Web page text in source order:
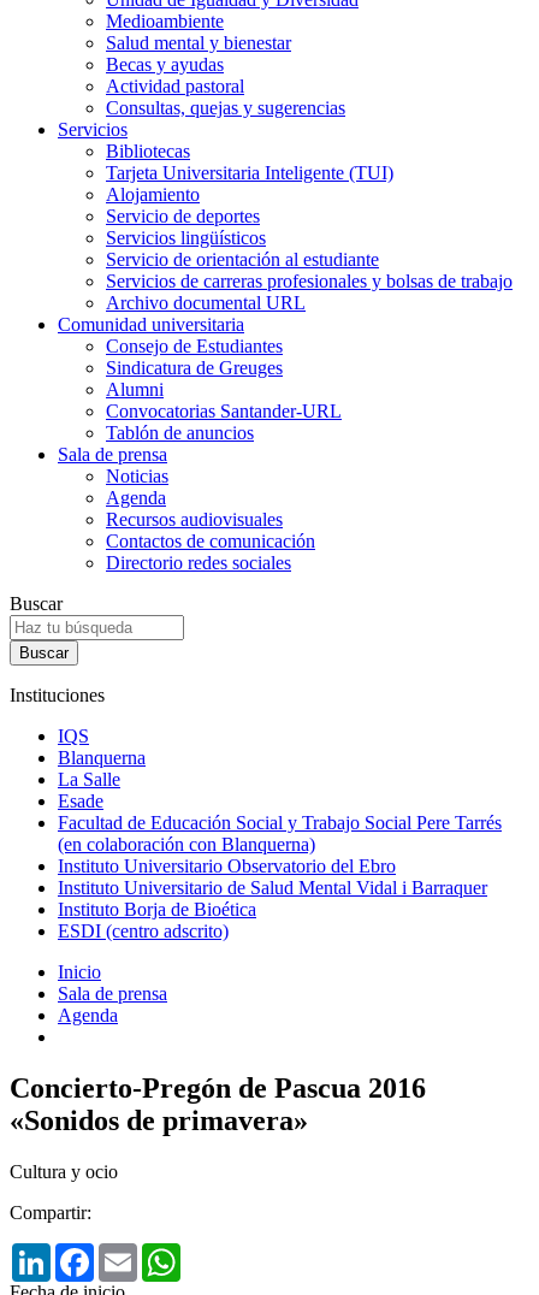
Medioambiente
Salud mental y bienestar
Becas y ayudas
Actividad pastoral
Consultas, quejas y sugerencias
Servicios
Bibliotecas
Tarjeta Universitaria Inteligente (TUI)
Alojamiento
Servicio de deportes
Servicios lingüísticos
Servicio de orientación al estudiante
Servicios de carreras profesionales y bolsas de trabajo
Archivo documental URL
Comunidad universitaria
Consejo de Estudiantes
Sindicatura de Greuges
Alumni
Convocatorias Santander-URL
Tablón de anuncios
Sala de prensa
Noticias
Agenda
Recursos audiovisuales
Contactos de comunicación
Directorio redes sociales
Buscar
Instituciones
IQS
Blanquerna
La Salle
Esade
Facultad de Educación Social y Trabajo Social Pere Tarrés
(en colaboración con Blanquerna)
Instituto Universitario Observatorio del Ebro
Instituto Universitario de Salud Mental Vidal i Barraquer
Instituto Borja de Bioética
ESDI (centro adscrito)
Inicio
Sala de prensa
Agenda
Concierto-Pregón de Pascua 2016
«Sonidos de primavera»
Cultura y ocio
Compartir:
LinkedInFacebook
Email